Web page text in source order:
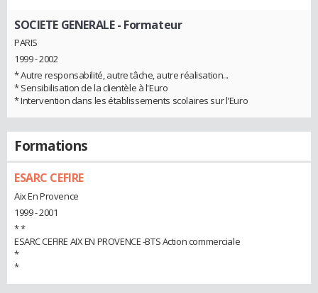
SOCIETE GENERALE- Formateur
PARIS
1999 - 2002
* Autre responsabilité, autre tâche, autre réalisation...
* Sensibilisation de la clientèle à l'Euro
* Intervention dans les établissements scolaires sur l'Euro
Formations
ESARC CEFIRE
Aix En Provence
1999 - 2001
* *
ESARC CEFIRE AIX EN PROVENCE -BTS Action commerciale
*
*